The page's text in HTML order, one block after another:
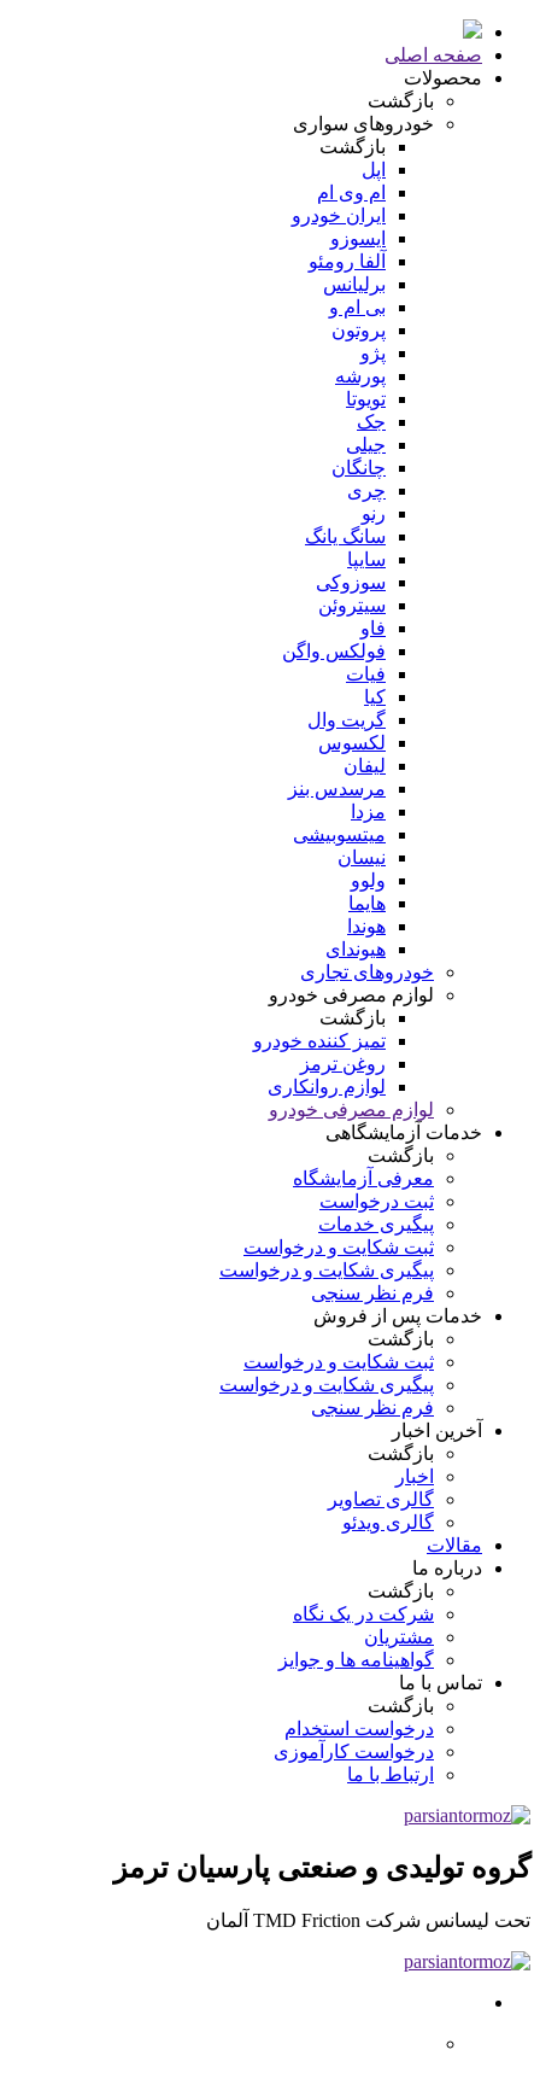
صفحه اصلی
محصولات
بازگشت
خودروهای سواری
بازگشت
اپل
ام وی ام
ایران خودرو
ایسوزو
آلفا رومئو
برلیانس
بی ام و
پروتون
پژو
پورشه
تویوتا
جک
جیلی
چانگان
چری
رنو
سانگ یانگ
سایپا
سوزوکی
سیتروئن
فاو
فولکس واگن
فیات
کیا
گریت وال
لکسوس
لیفان
مرسدس بنز
مزدا
میتسوبیشی
نیسان
ولوو
هایما
هوندا
هیوندای
خودروهای تجاری
لوازم مصرفی خودرو
بازگشت
تمیز کننده خودرو
روغن ترمز
لوازم روانکاری
لوازم مصرفی خودرو
خدمات آزمایشگاهی
بازگشت
معرفی آزمایشگاه
ثبت درخواست
پیگیری خدمات
ثبت شکایت و درخواست
پیگیری شکایت و درخواست
فرم نظر سنجی
خدمات پس از فروش
بازگشت
ثبت شکایت و درخواست
پیگیری شکایت و درخواست
فرم نظر سنجی
آخرین اخبار
بازگشت
اخبار
گالری تصاویر
گالری ویدئو
مقالات
درباره ما
بازگشت
شرکت در یک نگاه
مشتریان
گواهینامه ها و جوایز
تماس با ما
بازگشت
درخواست استخدام
درخواست کارآموزی
ارتباط با ما
گروه تولیدی و صنعتی پارسیان ترمز
تحت لیسانس شرکت TMD Friction آلمان